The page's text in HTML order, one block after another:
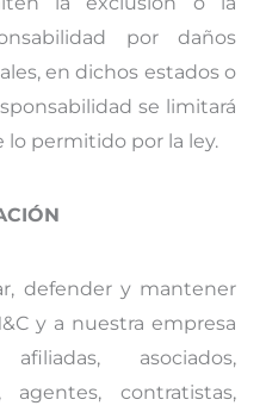
por daños
en dichos estados o
se limitará
lo permitido por la ley.
defender y mantener
y a nuestra empresa
asociados,
agentes, contratistas,